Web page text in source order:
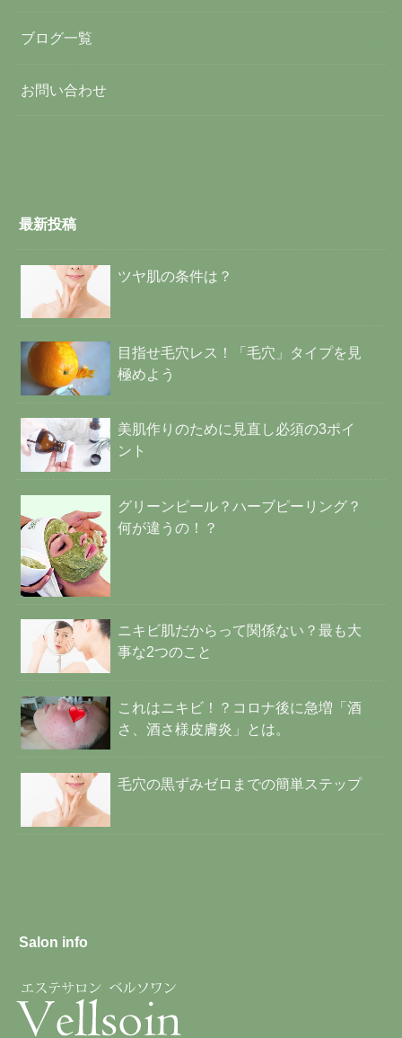
ブログ一覧
お問い合わせ
最新投稿
ツヤ肌の条件は？
目指せ毛穴レス！「毛穴」タイプを見
極めよう
美肌作りのために見直し必須の3ポイ
ント
グリーンピール？ハーブピーリング？
何が違うの！？
ニキビ肌だからって関係ない？最も大
事な2つのこと
これはニキビ！？コロナ後に急増「酒
さ、酒さ様皮膚炎」とは。
毛穴の黒ずみゼロまでの簡単ステップ
Salon info